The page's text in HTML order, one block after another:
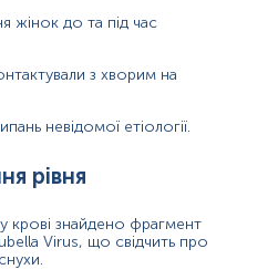
у відповідності до зміни
жінок до та під час
з хворим на
невідомої етіології.
рівня
крові знайдено фрагмент
Virus, що свідчить про